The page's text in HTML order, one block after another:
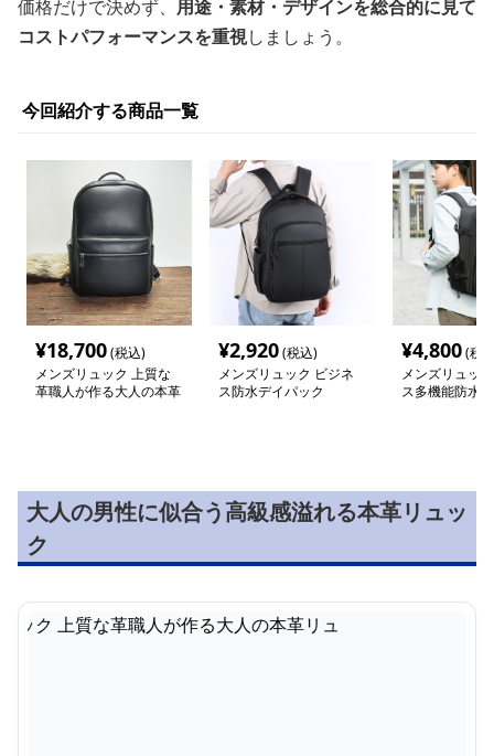
価格だけで決めず、 用途・素材・デザインを総合的に見て
コストパフォーマンスを重視しましょう。
今回紹介する商品一覧
¥18,700(税込)
メンズリュック 上質な
革職人が作る大人の本革
¥2,920(税込)
メンズリュック ビジネ
ス防水デイパック
¥4,800(税
メンズリュッ
ス多機能防水
大人の男性に似合う高級感溢れる本革リュッ
ク